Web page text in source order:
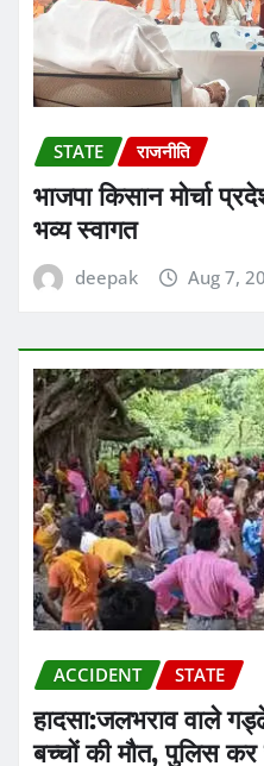
STATE राजनीति
भाजपा किसान मोर्चा
भव्य स्वागत
deepak Aug 7,
ACCIDENT STATE
हादसा:जलभराव वाले
बच्चों की मौत, पुलिस कर